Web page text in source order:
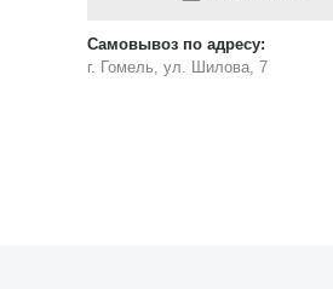
Самовывоз по адресу:
г. Гомель, ул. Шилова, 7